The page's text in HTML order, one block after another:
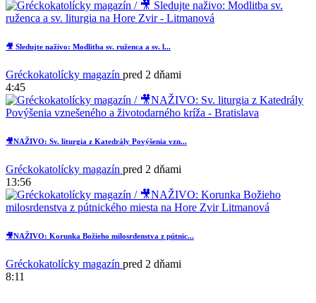
🎥 Sledujte naživo: Modlitba sv. ruženca a sv. l...
Gréckokatolícky magazín pred 2 dňami
4:45
🎥NAŽIVO: Sv. liturgia z Katedrály Povýšenia vzn...
Gréckokatolícky magazín pred 2 dňami
13:56
🎥NAŽIVO: Korunka Božieho milosrdenstva z pútnic...
Gréckokatolícky magazín pred 2 dňami
8:11